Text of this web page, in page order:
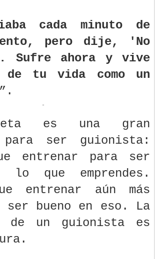
cada minuto de
pero dije, 'No
Sufre ahora y vive
tu vida como un
es una gran
para ser guionista:
entrenar para ser
lo que emprendes.
entrenar aún más
ser bueno en eso. La
de un guionista es